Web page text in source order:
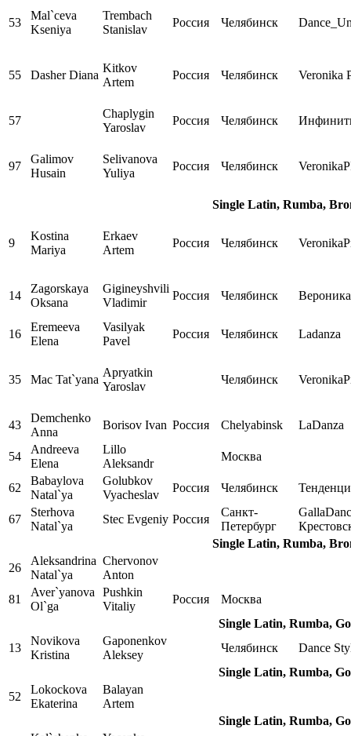
53
Mal`ceva
Kseniya
Trembach
Stanislav
Россия Челябинск
55 Dasher Diana
Kitkov
Artem
Россия Челябинск Veronika
57
Chaplygin
Yaroslav
Россия Челябинск
97
Galimov
Husain
Selivanova
Yuliya
Россия Челябинск
Single Latin, Rumba,
9
Kostina
Mariya
Erkaev
Artem
Россия Челябинск
14
Zagorskaya
Oksana
Gigineyshvili
Vladimir
Россия Челябинск Вероника
16
Eremeeva
Elena
Vasilyak
Pavel
Россия Челябинск Ladanza
35 Mac Tat`yana
Apryatkin
Yaroslav
Челябинск
43
Demchenko
Anna
Borisov Ivan Россия Chelyabinsk LaDanza
54
Andreeva
Elena
Lillo
Aleksandr
Москва
62
Babaylova
Natal`ya
Golubkov
Vyacheslav
Россия Челябинск
67
Sterhova
Natal`ya
Stec Evgeniy Россия
Санкт-
Петербург
Single Latin, Rumba,
26
Aleksandrina
Natal`ya
Chervonov
Anton
81
Aver`yanova
Ol`ga
Pushkin
Vitaliy
Россия
Москва
Single Latin, Rumba,
13
Novikova
Kristina
Gaponenkov
Aleksey
Челябинск
Dance
Single Latin, Rumba,
52
Lokockova
Ekaterina
Balayan
Artem
Single Latin, Rumba,